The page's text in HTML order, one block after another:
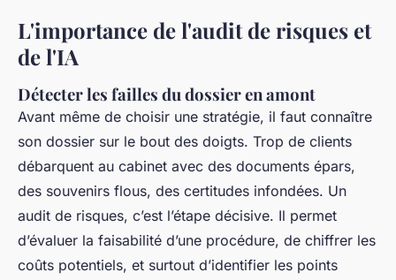
L'importance de l'audit de risques et
de l'IA
Détecter les failles du dossier en amont
Avant même de choisir une stratégie, il faut connaître
son dossier sur le bout des doigts. Trop de clients
débarquent au cabinet avec des documents épars,
des souvenirs flous, des certitudes infondées. Un
audit de risques, c’est l’étape décisive. Il permet
d’évaluer la faisabilité d’une procédure, de chiffrer les
coûts potentiels, et surtout d’identifier les points